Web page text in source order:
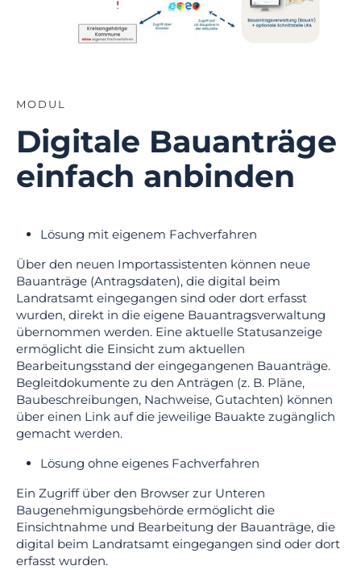
MODUL
Digitale Bauanträge
einfach anbinden
Lösung mit eigenem Fachverfahren
Über den neuen Importassistenten können neue
Bauanträge (Antragsdaten), die digital beim
Landratsamt eingegangen sind oder dort erfasst
wurden, direkt in die eigene Bauantragsverwaltung
übernommen werden. Eine aktuelle Statusanzeige
ermöglicht die Einsicht zum aktuellen
Bearbeitungsstand der eingegangenen Bauanträge.
Begleitdokumente zu den Anträgen (z. B. Pläne,
Baubeschreibungen, Nachweise, Gutachten) können
über einen Link auf die jeweilige Bauakte zugänglich
gemacht werden.
Lösung ohne eigenes Fachverfahren
Ein Zugriff über den Browser zur Unteren
Baugenehmigungsbehörde ermöglicht die
Einsichtnahme und Bearbeitung der Bauanträge, die
digital beim Landratsamt eingegangen sind oder dort
erfasst wurden.